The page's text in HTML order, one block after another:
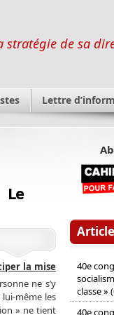
stratégie de sa
Lettre
Le
la mise
ne s’y
lui-même les
» ne tient
40e
classe »
40e